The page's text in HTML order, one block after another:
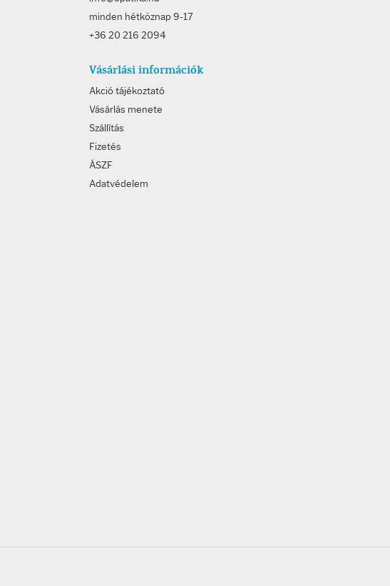
minden hétköznap 9-17
+36 20 216 2094
Vásárlási információk
Akció tájékoztató
Vásárlás menete
Szállítás
Fizetés
ÁSZF
Adatvédelem